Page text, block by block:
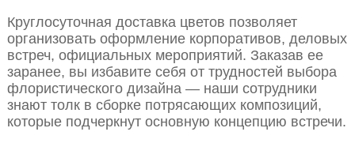
Круглосуточная доставка цветов позволяет
организовать оформление корпоративов, деловых
встреч, официальных мероприятий. Заказав ее
заранее, вы избавите себя от трудностей выбора
флористического дизайна — наши сотрудники
знают толк в сборке потрясающих композиций,
которые подчеркнут основную концепцию встречи.